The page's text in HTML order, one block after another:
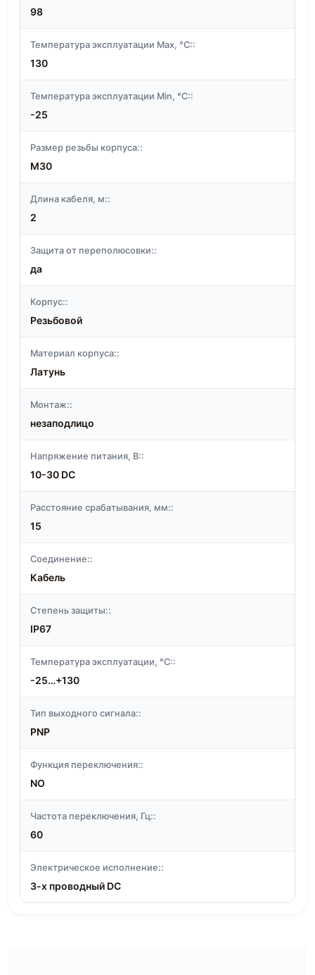
98
Температура эксплуатации Max, °C::
130
Температура эксплуатации Min, °C::
-25
Размер резьбы корпуса::
M30
Длина кабеля, м::
2
Защита от переполюсовки::
да
Корпус::
Резьбовой
Материал корпуса::
Латунь
Монтаж::
незаподлицо
Напряжение питания, В::
10-30 DC
Расстояние срабатывания, мм::
15
Соединение::
Кабель
Степень защиты::
IP67
Температура эксплуатации, °C::
-25…+130
Тип выходного сигнала::
PNP
Функция переключения::
NO
Частота переключения, Гц::
60
Электрическое исполнение::
3-х проводный DC